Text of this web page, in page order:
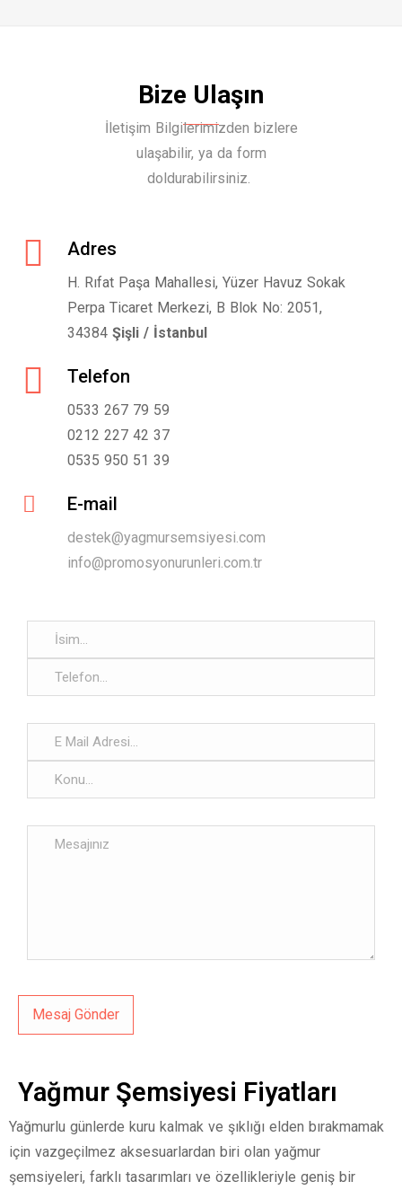
Bize Ulaşın
İletişim Bilgilerimizden bizlere
ulaşabilir, ya da form
doldurabilirsiniz.
Adres
H. Rıfat Paşa Mahallesi, Yüzer Havuz Sokak
Perpa Ticaret Merkezi, B Blok No: 2051,
34384 Şişli / İstanbul
Telefon
0533 267 79 59
0212 227 42 37
0535 950 51 39
E-mail
destek@yagmursemsiyesi.com
info@promosyonurunleri.com.tr
Yağmur Şemsiyesi Fiyatları
Yağmurlu günlerde kuru kalmak ve şıklığı elden bırakmamak
için vazgeçilmez aksesuarlardan biri olan yağmur
şemsiyeleri, farklı tasarımları ve özellikleriyle geniş bir